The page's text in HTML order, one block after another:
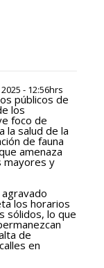
- 12:56hrs
públicos de
los
foco de
la salud de la
de fauna
amenaza
mayores y
los horarios
sólidos, lo que
de
en